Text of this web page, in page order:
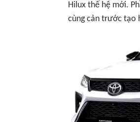
Hilux thế hệ mới.
cùng cản trước tạo